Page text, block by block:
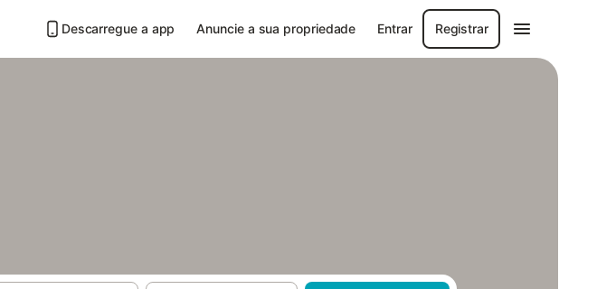
Descarregue a app Anuncie a sua propriedade Entrar Registrar